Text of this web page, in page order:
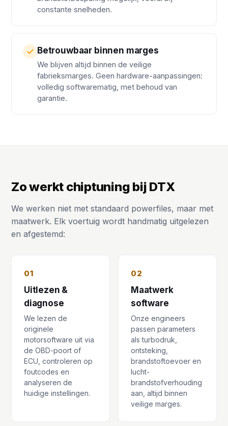
constante snelheden.
Betrouwbaar binnen marges
We blijven altijd binnen de veilige
fabrieksmarges. Geen hardware-aanpassingen:
volledig softwarematig, met behoud van
garantie.
Zo werkt chiptuning bij DTX
We werken niet met standaard powerfiles, maar met
maatwerk. Elk voertuig wordt handmatig uitgelezen
en afgestemd:
01
Uitlezen &
diagnose
We lezen de
originele
motorsoftware uit via
de OBD-poort of
ECU, controleren op
foutcodes en
analyseren de
huidige instellingen.
02
Maatwerk
software
Onze engineers
passen parameters
als turbodruk,
ontsteking,
brandstoftoevoer en
lucht-
brandstofverhouding
aan, altijd binnen
veilige marges.